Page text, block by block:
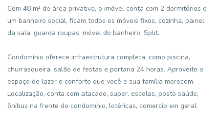
Com 48 m² de área privativa, o imóvel conta com 2 dormitórios e
um banheiro social, ficam todos os móveis fixos, cozinha, painel
da sala, guarda roupas, móvel do banheiro, Split.
Condomínio oferece infraestrutura completa, como piscina,
churrasqueira, salão de festas e portaria 24 horas. Aproveite o
espaço de lazer e conforto que você e sua família merecem.
Localização, conta com atacado, super, escolas, posto saúde,
ônibus na frente do condomínio, lotéricas, comercio em geral.